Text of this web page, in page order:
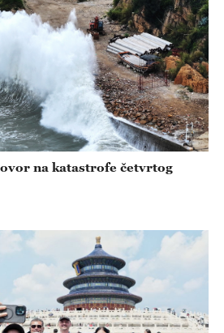
na katastrofe četvrtog